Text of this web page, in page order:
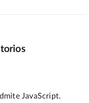
JavaScript.